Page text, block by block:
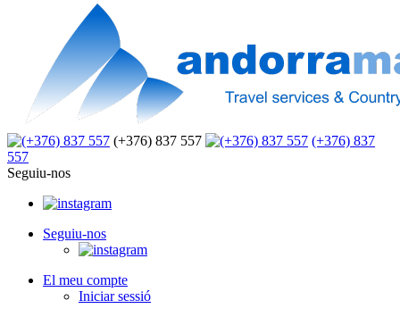
(+376) 837 557
(+376) 837
557
Seguiu-nos
Seguiu-nos
El meu compte
Iniciar sessió